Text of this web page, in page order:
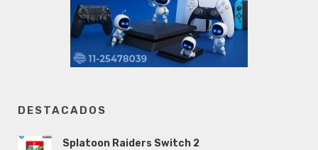
DESTACADOS
Splatoon Raiders Switch 2